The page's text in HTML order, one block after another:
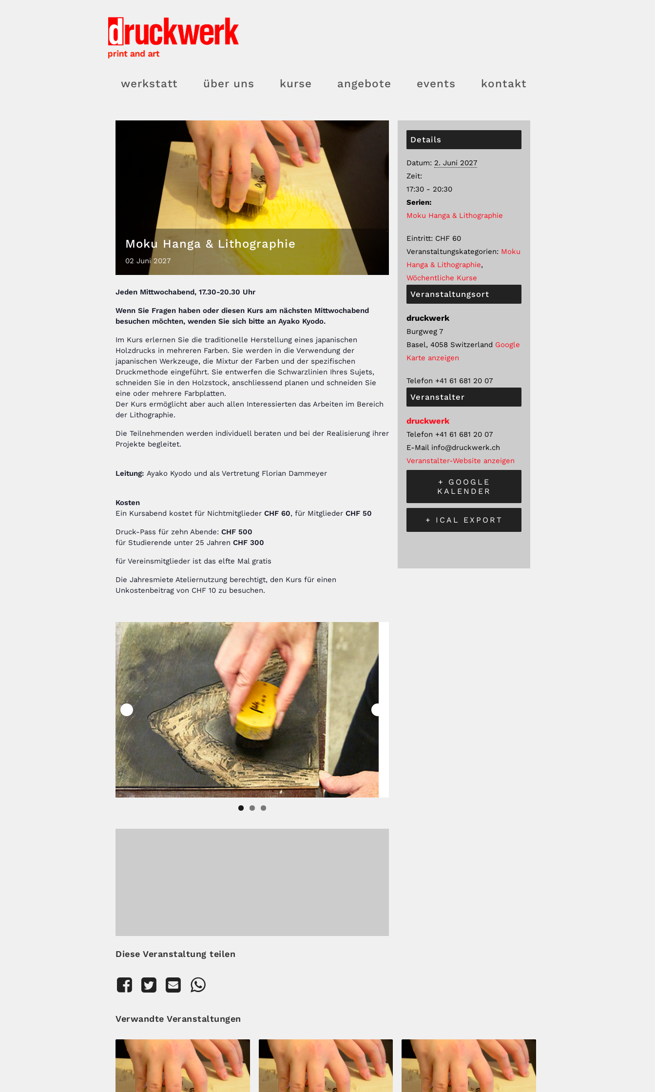
werkstatt über uns kurse angebote events kontakt
Moku Hanga & Lithographie
02 Juni 2027
Jeden Mittwochabend, 17.30-20.30 Uhr
Wenn Sie Fragen haben oder diesen Kurs am nächsten Mittwochabend
besuchen möchten, wenden Sie sich bitte an Ayako Kyodo.
Im Kurs erlernen Sie die traditionelle Herstellung eines japanischen
Holzdrucks in mehreren Farben. Sie werden in die Verwendung der
japanischen Werkzeuge, die Mixtur der Farben und der spezifischen
Druckmethode eingeführt. Sie entwerfen die Schwarzlinien Ihres Sujets,
schneiden Sie in den Holzstock, anschliessend planen und schneiden Sie
eine oder mehrere Farbplatten.
Der Kurs ermöglicht aber auch allen Interessierten das Arbeiten im Bereich
der Lithographie.
Die Teilnehmenden werden individuell beraten und bei der Realisierung ihrer
Projekte begleitet.
Leitung: Ayako Kyodo und als Vertretung Florian Dammeyer
Kosten
Ein Kursabend kostet für Nichtmitglieder CHF 60, für Mitglieder CHF 50
Druck-Pass für zehn Abende: CHF 500
für Studierende unter 25 Jahren CHF 300
für Vereinsmitglieder ist das elfte Mal gratis
Die Jahresmiete Ateliernutzung berechtigt, den Kurs für einen
Unkostenbeitrag von CHF 10 zu besuchen.
Diese Veranstaltung teilen
Details
Datum: 2. Juni 2027
Zeit:
17:30 - 20:30
Serien:
Moku Hanga & Lithographie
Eintritt: CHF 60
Veranstaltungskategorien: Moku
Hanga & Lithographie,
Wöchentliche Kurse
Veranstaltungsort
druckwerk
Burgweg 7
Basel, 4058 Switzerland Google
Karte anzeigen
Telefon +41 61 681 20 07
Veranstalter
druckwerk
Telefon +41 61 681 20 07
E-Mail info@druckwerk.ch
Veranstalter-Website anzeigen
+ GOOGLE
KALENDER
+ ICAL EXPORT
Verwandte Veranstaltungen